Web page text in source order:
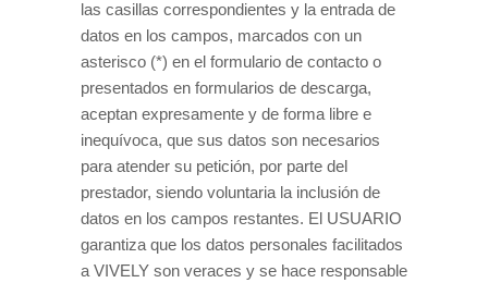
las casillas correspondientes y la entrada de
datos en los campos, marcados con un
asterisco (*) en el formulario de contacto o
presentados en formularios de descarga,
aceptan expresamente y de forma libre e
inequívoca, que sus datos son necesarios
para atender su petición, por parte del
prestador, siendo voluntaria la inclusión de
datos en los campos restantes. El USUARIO
garantiza que los datos personales facilitados
a VIVELY son veraces y se hace responsable